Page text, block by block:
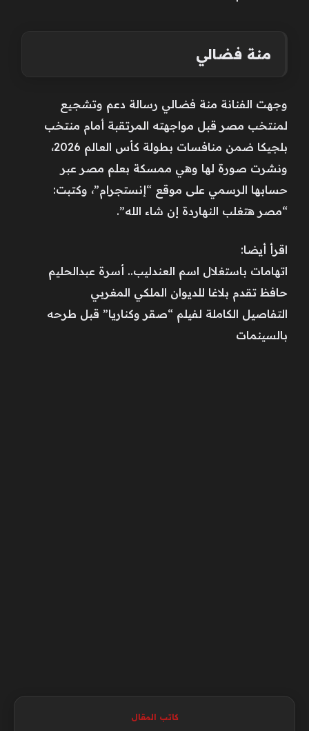
منة فضالي
وجهت الفنانة منة فضالي رسالة دعم وتشجيع
لمنتخب مصر قبل مواجهته المرتقبة أمام منتخب
بلجيكا ضمن منافسات بطولة كأس العالم 2026،
ونشرت صورة لها وهي ممسكة بعلم مصر عبر
حسابها الرسمي على موقع “إنستجرام”، وكتبت:
“مصر هتغلب النهاردة إن شاء الله”.
اقرأ أيضا:
اتهامات باستغلال اسم العندليب.. أسرة عبدالحليم
حافظ تقدم بلاغا للديوان الملكي المغربي
التفاصيل الكاملة لفيلم “صقر وكناريا” قبل طرحه
بالسينمات
كاتب المقال